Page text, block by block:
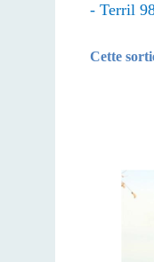
- Terril
Cette